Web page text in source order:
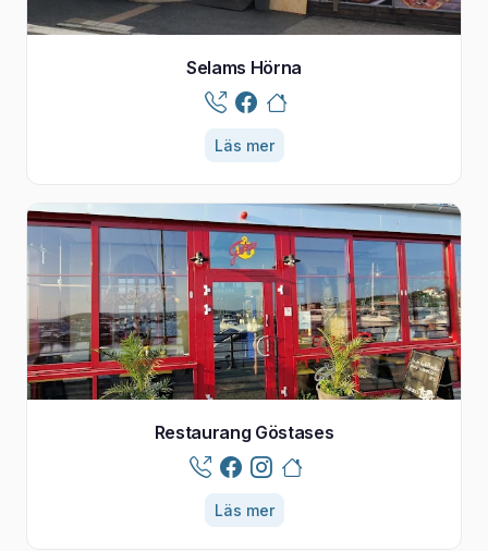
Selams Hörna
Läs mer
Restaurang Göstases
Läs mer